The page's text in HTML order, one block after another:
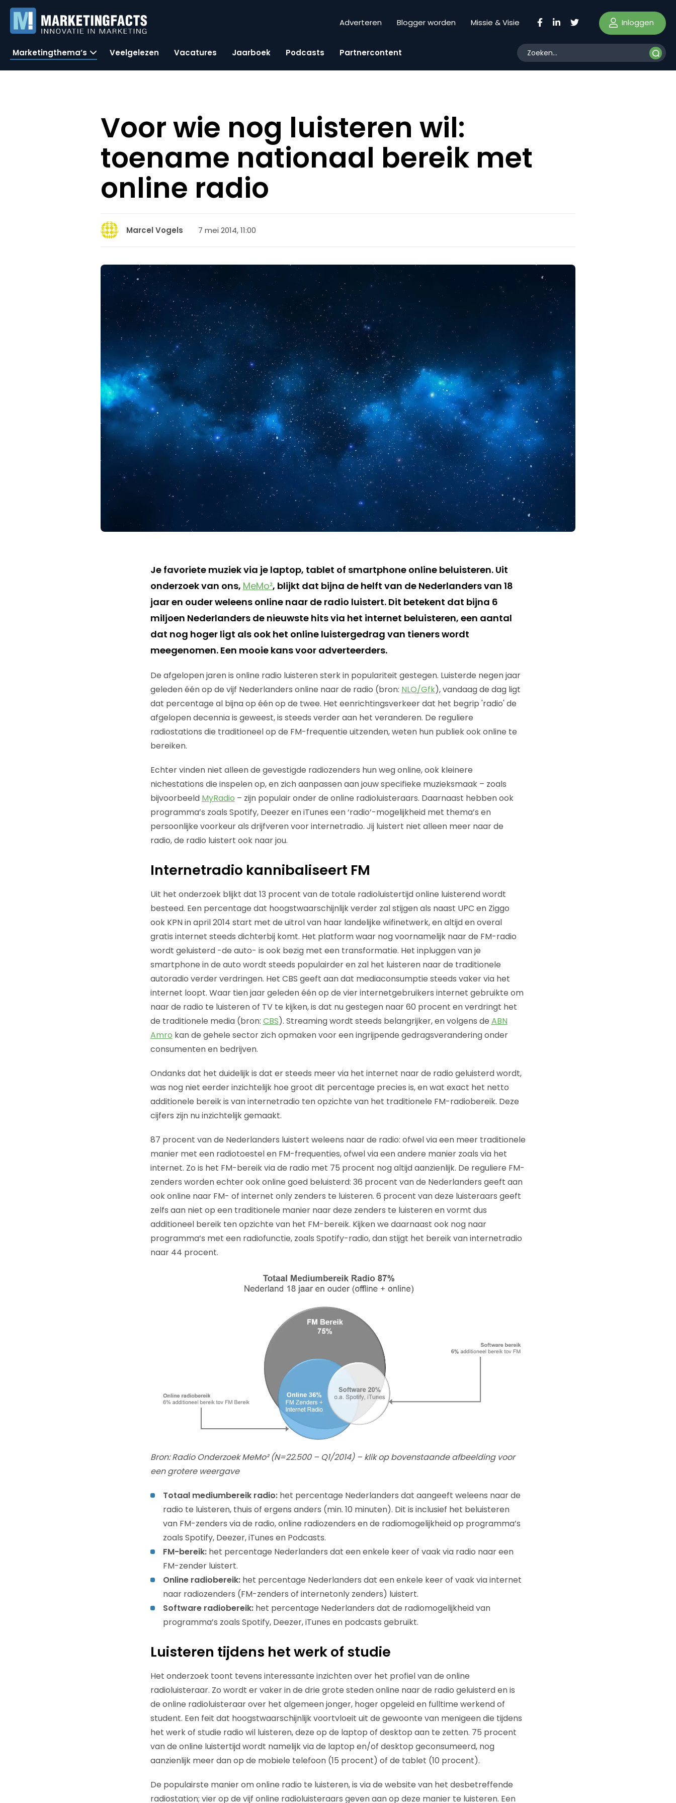
Adverteren Blogger worden Missie & Visie Inloggen
Marketingthema’s Veelgelezen Vacatures Jaarboek Podcasts Partnercontent
Voor wie nog luisteren wil:
toename nationaal bereik met
online radio
Marcel Vogels 7 mei 2014, 11:00
Je favoriete muziek via je laptop, tablet of smartphone online beluisteren. Uit
onderzoek van ons, MeMo², blijkt dat bijna de helft van de Nederlanders van 18
jaar en ouder weleens online naar de radio luistert. Dit betekent dat bijna 6
miljoen Nederlanders de nieuwste hits via het internet beluisteren, een aantal
dat nog hoger ligt als ook het online luistergedrag van tieners wordt
meegenomen. Een mooie kans voor adverteerders.
De afgelopen jaren is online radio luisteren sterk in populariteit gestegen. Luisterde negen jaar
geleden één op de vijf Nederlanders online naar de radio (bron: NLO/Gfk), vandaag de dag ligt
dat percentage al bijna op één op de twee. Het eenrichtingsverkeer dat het begrip 'radio' de
afgelopen decennia is geweest, is steeds verder aan het veranderen. De reguliere
radiostations die traditioneel op de FM-frequentie uitzenden, weten hun publiek ook online te
bereiken.
Echter vinden niet alleen de gevestigde radiozenders hun weg online, ook kleinere
nichestations die inspelen op, en zich aanpassen aan jouw specifieke muzieksmaak – zoals
bijvoorbeeld MyRadio – zijn populair onder de online radioluisteraars. Daarnaast hebben ook
programma’s zoals Spotify, Deezer en iTunes een ‘radio’-mogelijkheid met thema’s en
persoonlijke voorkeur als drijfveren voor internetradio. Jij luistert niet alleen meer naar de
radio, de radio luistert ook naar jou.
Internetradio kannibaliseert FM
Uit het onderzoek blijkt dat 13 procent van de totale radioluistertijd online luisterend wordt
besteed. Een percentage dat hoogstwaarschijnlijk verder zal stijgen als naast UPC en Ziggo
ook KPN in april 2014 start met de uitrol van haar landelijke wifinetwerk, en altijd en overal
gratis internet steeds dichterbij komt. Het platform waar nog voornamelijk naar de FM-radio
wordt geluisterd -de auto- is ook bezig met een transformatie. Het inpluggen van je
smartphone in de auto wordt steeds populairder en zal het luisteren naar de traditionele
autoradio verder verdringen. Het CBS geeft aan dat mediaconsumptie steeds vaker via het
internet loopt. Waar tien jaar geleden één op de vier internetgebruikers internet gebruikte om
naar de radio te luisteren of TV te kijken, is dat nu gestegen naar 60 procent en verdringt het
de traditionele media (bron: CBS). Streaming wordt steeds belangrijker, en volgens de ABN
Amro kan de gehele sector zich opmaken voor een ingrijpende gedragsverandering onder
consumenten en bedrijven.
Ondanks dat het duidelijk is dat er steeds meer via het internet naar de radio geluisterd wordt,
was nog niet eerder inzichtelijk hoe groot dit percentage precies is, en wat exact het netto
additionele bereik is van internetradio ten opzichte van het traditionele FM-radiobereik. Deze
cijfers zijn nu inzichtelijk gemaakt.
87 procent van de Nederlanders luistert weleens naar de radio: ofwel via een meer traditionele
manier met een radiotoestel en FM-frequenties, ofwel via een andere manier zoals via het
internet. Zo is het FM-bereik via de radio met 75 procent nog altijd aanzienlijk. De reguliere FM-
zenders worden echter ook online goed beluisterd: 36 procent van de Nederlanders geeft aan
ook online naar FM- of internet only zenders te luisteren. 6 procent van deze luisteraars geeft
zelfs aan niet op een traditionele manier naar deze zenders te luisteren en vormt dus
additioneel bereik ten opzichte van het FM-bereik. Kijken we daarnaast ook nog naar
programma’s met een radiofunctie, zoals Spotify-radio, dan stijgt het bereik van internetradio
naar 44 procent.
Bron: Radio Onderzoek MeMo² (N=22.500 – Q1/2014) – klik op bovenstaande afbeelding voor
een grotere weergave
Totaal mediumbereik radio: het percentage Nederlanders dat aangeeft weleens naar de
radio te luisteren, thuis of ergens anders (min. 10 minuten). Dit is inclusief het beluisteren
van FM-zenders via de radio, online radiozenders en de radiomogelijkheid op programma’s
zoals Spotify, Deezer, iTunes en Podcasts.
FM-bereik:het percentage Nederlanders dat een enkele keer of vaak via radio naar een
FM-zender luistert.
Online radiobereik: het percentage Nederlanders dat een enkele keer of vaak via internet
naar radiozenders (FM-zenders of internetonly zenders) luistert.
Software radiobereik: het percentage Nederlanders dat de radiomogelijkheid van
programma’s zoals Spotify, Deezer, iTunes en podcasts gebruikt.
Luisteren tijdens het werk of studie
Het onderzoek toont tevens interessante inzichten over het profiel van de online
radioluisteraar. Zo wordt er vaker in de drie grote steden online naar de radio geluisterd en is
de online radioluisteraar over het algemeen jonger, hoger opgeleid en fulltime werkend of
student. Een feit dat hoogstwaarschijnlijk voortvloeit uit de gewoonte van menigeen die tijdens
het werk of studie radio wil luisteren, deze op de laptop of desktop aan te zetten. 75 procent
van de online luistertijd wordt namelijk via de laptop en/of desktop geconsumeerd, nog
aanzienlijk meer dan op de mobiele telefoon (15 procent) of de tablet (10 procent).
De populairste manier om online radio te luisteren, is via de website van het desbetreffende
radiostation; vier op de vijf online radioluisteraars geven aan op deze manier te luisteren. Een